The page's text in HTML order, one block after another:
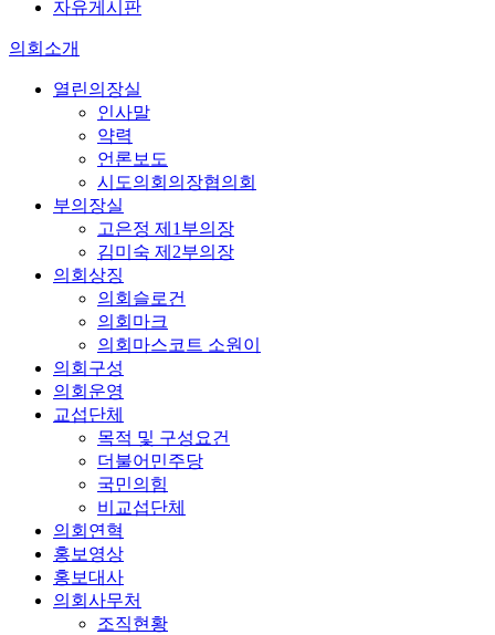
자유게시판
의회소개
열린의장실
인사말
약력
언론보도
시도의회의장협의회
부의장실
고은정 제1부의장
김미숙 제2부의장
의회상징
의회슬로건
의회마크
의회마스코트 소원이
의회구성
의회운영
교섭단체
목적 및 구성요건
더불어민주당
국민의힘
비교섭단체
의회연혁
홍보영상
홍보대사
의회사무처
조직현황